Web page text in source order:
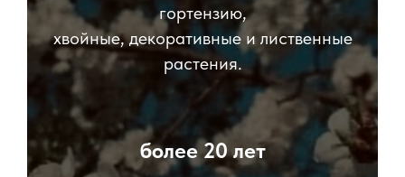
гортензию,
хвойные, декоративные и лиственные
растения.
более 20 лет